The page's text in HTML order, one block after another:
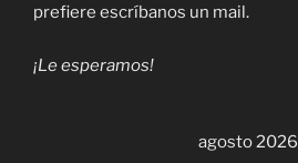
prefiere escríbanos un mail.
¡Le esperamos!
agosto 2026